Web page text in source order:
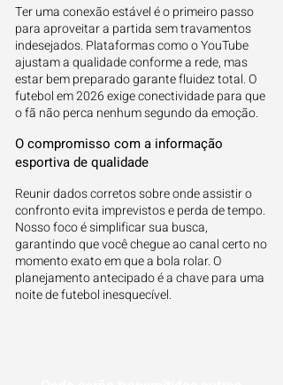
Ter uma conexão estável é o primeiro passo
para aproveitar a partida sem travamentos
indesejados. Plataformas como o YouTube
ajustam a qualidade conforme a rede, mas
estar bem preparado garante fluidez total. O
futebol em 2026 exige conectividade para que
o fã não perca nenhum segundo da emoção.
O compromisso com a informação
esportiva de qualidade
Reunir dados corretos sobre onde assistir o
confronto evita imprevistos e perda de tempo.
Nosso foco é simplificar sua busca,
garantindo que você chegue ao canal certo no
momento exato em que a bola rolar. O
planejamento antecipado é a chave para uma
noite de futebol inesquecível.